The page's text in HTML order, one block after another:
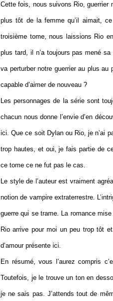
Cette fois, nous suivons Rio, guerrier
plus tôt de la femme qu’il aimait,
troisième tome, nous laissions Rio
plus tard, il n’a toujours pas mené
va perturber notre guerrier au plus au
capable d’aimer de nouveau ?
Les personnages de la série sont
chacun nous donne l’envie d’en
ici. Que ce soit Dylan ou Rio, je n’ai
trop hautes, et oui, je fais partie de
ce tome ce ne fut pas le cas.
Le style de l’auteur est vraiment
notion de vampire extraterrestre.
guerre qui se trame. La romance
Rio arrive pour moi un peu trop tôt
d’amour présente ici.
En résumé, vous l’aurez compris
Toutefois, je le trouve un ton en
je ne sais pas. J’attends tout de